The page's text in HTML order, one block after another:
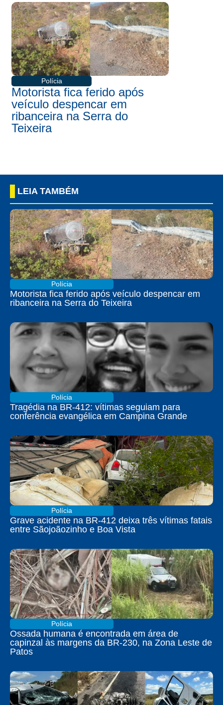
Polícia
Motorista fica ferido após
veículo despencar em
ribanceira na Serra do
Teixeira
LEIA TAMBÉM
Polícia
Motorista fica ferido após veículo despencar em
ribanceira na Serra do Teixeira
Polícia
Tragédia na BR-412: vítimas seguiam para
conferência evangélica em Campina Grande
Polícia
Grave acidente na BR-412 deixa três vítimas fatais
entre Sãojoãozinho e Boa Vista
Polícia
Ossada humana é encontrada em área de
capinzal às margens da BR-230, na Zona Leste de
Patos